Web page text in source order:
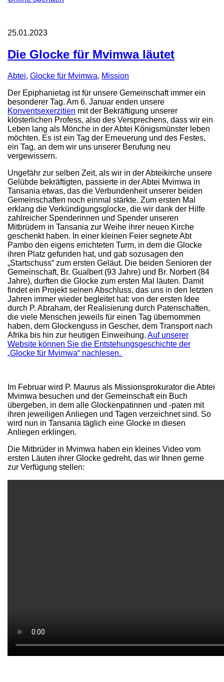
25.01.2023
Die Glocke für Mvimwa läutet
Abtei, Glocke für Mvimwa, Mission
Der Epiphanietag ist für unsere Gemeinschaft immer ein
besonderer Tag. Am 6. Januar enden unsere
Konventsexerzitien mit der Bekräftigung unserer
klösterlichen Profess, also des Versprechens, dass wir ein
Leben lang als Mönche in der Abtei Königsmünster leben
möchten. Es ist ein Tag der Erneuerung und des Festes,
ein Tag, an dem wir uns unserer Berufung neu
vergewissern.
Ungefähr zur selben Zeit, als wir in der Abteikirche unsere
Gelübde bekräftigten, passierte in der Abtei Mvimwa in
Tansania etwas, das die Verbundenheit unserer beiden
Gemeinschaften noch einmal stärkte. Zum ersten Mal
erklang die Verkündigungsglocke, die wir dank der Hilfe
zahlreicher Spenderinnen und Spender unseren
Mitbrüdern in Tansania zur Weihe ihrer neuen Kirche
geschenkt haben. In einer kleinen Feier segnete Abt
Pambo den eigens errichteten Turm, in dem die Glocke
ihren Platz gefunden hat, und gab sozusagen den
„Startschuss“ zum ersten Geläut. Die beiden Senioren der
Gemeinschaft, Br. Gualbert (93 Jahre) und Br. Norbert (84
Jahre), durften die Glocke zum ersten Mal läuten. Damit
findet ein Projekt seinen Abschluss, das uns in den letzten
Jahren immer wieder begleitet hat: von der ersten Idee
durch P. Abraham, der Realisierung durch Patenschaften,
die viele Menschen jeweils für einen Tag übernommen
haben, dem Glockenguss in Gescher, dem Transport nach
Afrika bis hin zur heutigen Einweihung. Auf unserer
Website können Sie die Entstehungsgeschichte der
„Glocke für Mvimwa“ nachlesen.
Im Februar wird P. Maurus als Missionsprokurator die Abtei
Mvimwa besuchen und der Gemeinschaft ein Buch
übergeben, in dem alle Glockenpatinnen und -paten mit
ihren jeweiligen Anliegen und Tagen verzeichnet sind. So
wird nun in Tansania täglich eine Glocke in diesen
Anliegen erklingen.
Die Mitbrüder in Mvimwa haben ein kleines Video vom
ersten Läuten ihrer Glocke gedreht, das wir Ihnen gerne
zur Verfügung stellen: